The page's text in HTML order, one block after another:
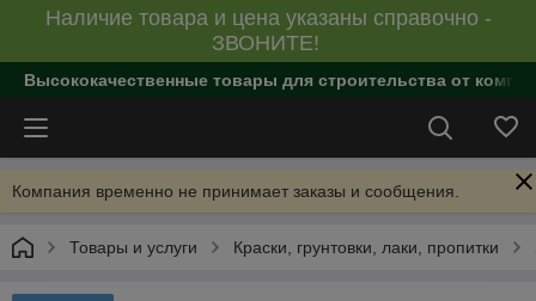
Наличие товара и цена указаны справочно -
ЗВОНИТЕ!
Высококачественные товары для строительства от
Компания временно не принимает заказы и сообщения.
Товары и услуги Краски, грунтовки, лаки, пропитки